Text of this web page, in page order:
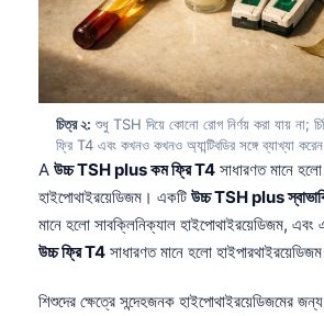
চিত্র ২: শুধু TSH দিয়ে কোনো রোগ নির্ণয় করা যায় না;
ফ্রি T4 এবং কখনও কখনও অ্যান্টিবডির সঙ্গে ব্যাখ্যা
A উচ্চ TSH plus কম ফ্রি T4 সাধারণত মানে
হাইপোথাইরয়েডিজম। একটি উচ্চ TSH plus
মানে হলো সাবক্লিনিক্যাল হাইপোথাইরয়েডিজম, এবং
উচ্চ ফ্রি T4 সাধারণত মানে হলো
শিশুদের ক্ষেত্রে সন্দেহজনক হাইপোথাইরয়েডিজমের